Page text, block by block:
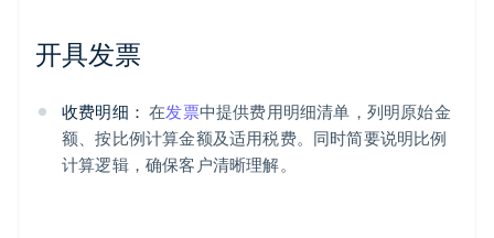
开具发票
收费明细： 在发票中提供费用明细清单，列明原始金
额、按比例计算金额及适用税费。同时简要说明比例
计算逻辑，确保客户清晰理解。